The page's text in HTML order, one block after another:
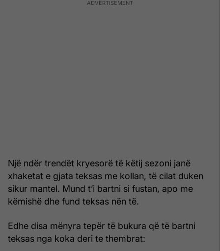
Një ndër trendët kryesorë të këtij sezoni janë
xhaketat e gjata teksas me kollan, të cilat duken
sikur mantel. Mund t’i bartni si fustan, apo me
këmishë dhe fund teksas nën të.
Edhe disa mënyra tepër të bukura që të bartni
teksas nga koka deri te thembrat: